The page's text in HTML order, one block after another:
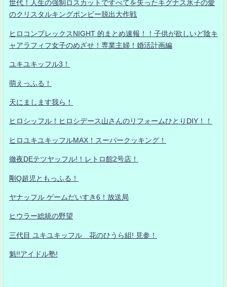
世代！人生の強制ロスカットですべてを失ったキグナス氷子の愛
のクリスタルキングボンビー脱出大作戦
ヒロコンプレックスNIGHT 的まとめ速報！！子供が欲しいど陰キ
ャアラフィフ女子のめざせ！専業主婦！婚活計画編
ユキユキッフル3！
萌えっふる！
天にまします我ら！
ヒロシッフル！ヒロシデース山さんのリフォームひとりDIY！！
ヒロユキユキッフルMAX！スーパークッキング！
徹夜DEテツヤッフル!！レトロ館2号店！
剛Q超児ともっふる！
ヤナッフル ゲームだいすき6！放送局
ヒウラー総統の野望
三代目 ユキユキッフル 花のひうら組! 見参！
魁!!アイドル塾!